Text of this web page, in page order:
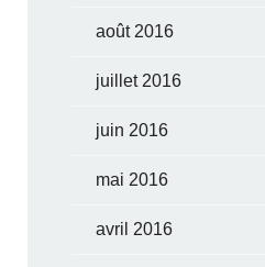
août 2016
juillet 2016
juin 2016
mai 2016
avril 2016